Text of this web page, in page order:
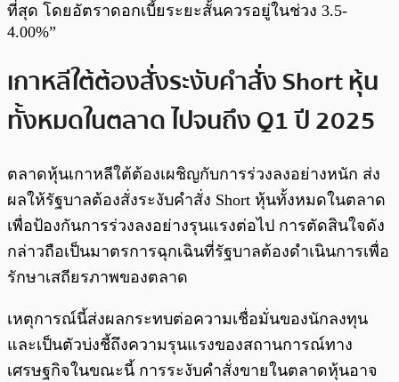
ที่สุด โดยอัตราดอกเบี้ยระยะสั้นควรอยู่ในช่วง 3.5-
4.00%”
เกาหลีใต้ต้องสั่งระงับคำสั่ง Short หุ้น
ทั้งหมดในตลาด ไปจนถึง Q1 ปี 2025
ตลาดหุ้นเกาหลีใต้ต้องเผชิญกับการร่วงลงอย่างหนัก ส่ง
ผลให้รัฐบาลต้องสั่งระงับคำสั่ง Short หุ้นทั้งหมดในตลาด
เพื่อป้องกันการร่วงลงอย่างรุนแรงต่อไป การตัดสินใจดัง
กล่าวถือเป็นมาตรการฉุกเฉินที่รัฐบาลต้องดำเนินการเพื่อ
รักษาเสถียรภาพของตลาด
เหตุการณ์นี้ส่งผลกระทบต่อความเชื่อมั่นของนักลงทุน
และเป็นตัวบ่งชี้ถึงความรุนแรงของสถานการณ์ทาง
เศรษฐกิจในขณะนี้ การระงับคำสั่งขายในตลาดหุ้นอาจ